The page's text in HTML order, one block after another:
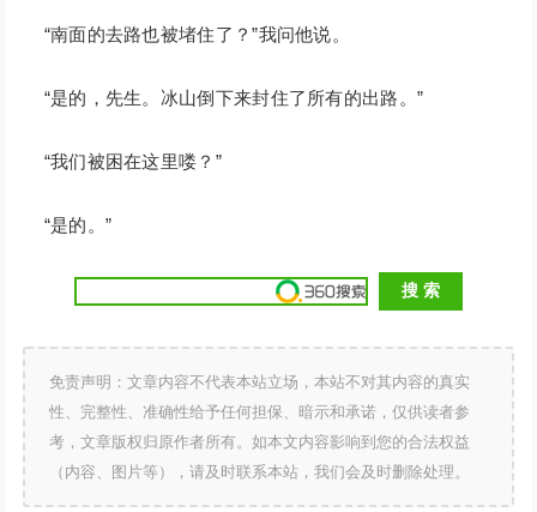
“南面的去路也被堵住了？”我问他说。
“是的，先生。冰山倒下来封住了所有的出路。”
“我们被困在这里喽？”
“是的。”
免责声明：文章内容不代表本站立场，本站不对其内容的真实
性、完整性、准确性给予任何担保、暗示和承诺，仅供读者参
考，文章版权归原作者所有。如本文内容影响到您的合法权益
（内容、图片等），请及时联系本站，我们会及时删除处理。